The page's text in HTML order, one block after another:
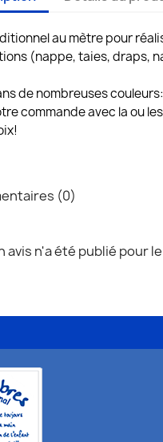
au mètre pour
(nappe, taies, draps,
de nombreuses
commande avec la ou
(0)
avis n'a été publié pour